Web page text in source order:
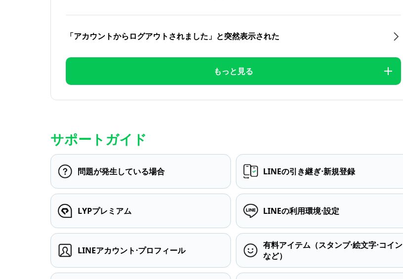
「アカウントからログアウトされました」と突然表示された
もっと見る
サポートガイド
問題が発生している場合 LINEの引き継ぎ⋅新規登録
LYPプレミアム LINEの利用環境⋅設定
LINEアカウント⋅プロフィール
有料アイテム（スタンプ⋅絵文字⋅コイン
など）